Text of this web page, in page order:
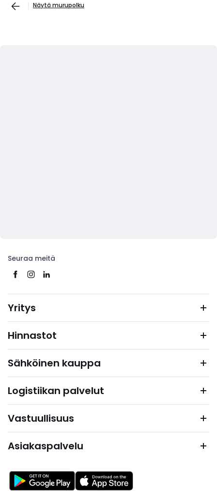
Näytä murupolku
Seuraa meitä
Yritys
Hinnastot
Sähköinen kauppa
Logistiikan palvelut
Vastuullisuus
Asiakaspalvelu